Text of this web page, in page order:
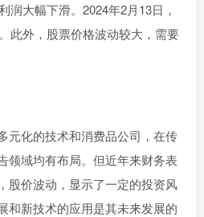
润大幅下滑。2024年2月13日，
此外，股票价格波动较大，需要
元化的技术和消费品公司，在传
领域均有布局。但近年来财务表
股价波动，显示了一定的投资风
和新技术的应用是其未来发展的